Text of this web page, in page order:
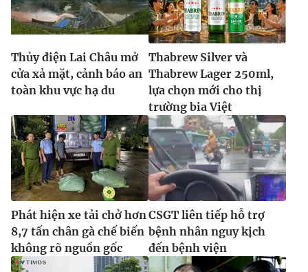
Thủy điện Lai Châu mở
cửa xả mặt, cảnh báo an
toàn khu vực hạ du
Thabrew Silver và
Thabrew Lager 250ml,
lựa chọn mới cho thị
trường bia Việt
Phát hiện xe tải chở hơn
8,7 tấn chân gà chế biến
không rõ nguồn gốc
CSGT liên tiếp hỗ trợ
bệnh nhân nguy kịch
đến bệnh viện